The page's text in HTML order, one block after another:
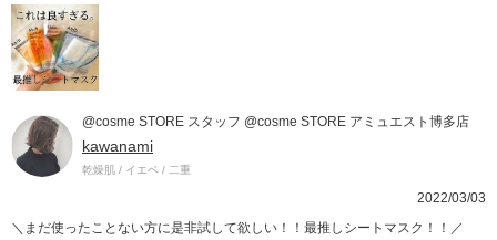
@cosme STORE スタッフ @cosme STORE アミュエスト博多店
kawanami
乾燥肌 / イエベ / 二重
2022/03/03
＼まだ使ったことない方に是非試して欲しい！！最推しシートマスク！！／